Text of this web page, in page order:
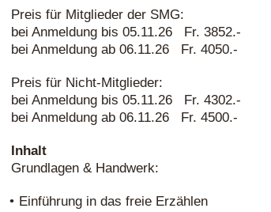
Preis für Mitglieder der SMG:
bei Anmeldung bis 05.11.26 Fr. 3852.-
bei Anmeldung ab 06.11.26 Fr. 4050.-
Preis für Nicht-Mitglieder:
bei Anmeldung bis 05.11.26 Fr. 4302.-
bei Anmeldung ab 06.11.26 Fr. 4500.-
Inhalt
Grundlagen & Handwerk:
Einführung in das freie Erzählen